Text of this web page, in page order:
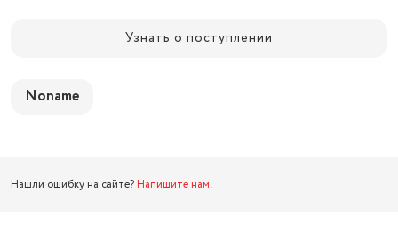
Узнать о поступлении
Noname
Нашли ошибку на сайте? Напишите нам.